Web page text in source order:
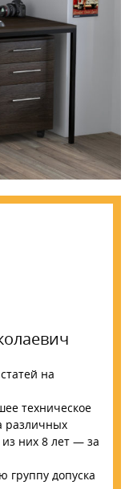
на
техническое
различных
из них 8 лет — за
группу допуска